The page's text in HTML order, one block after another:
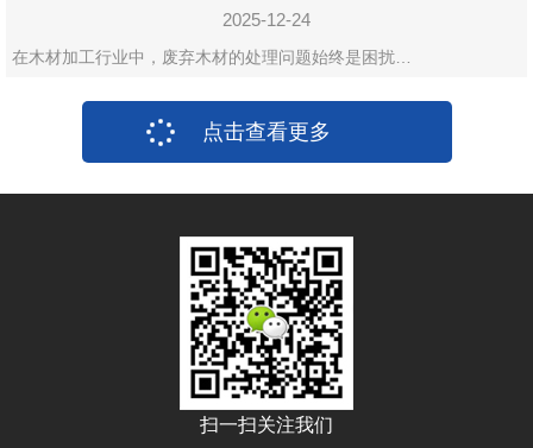
2025-12-24
在木材加工行业中，废弃木材的处理问题始终是困扰…
点击查看更多
扫一扫关注我们